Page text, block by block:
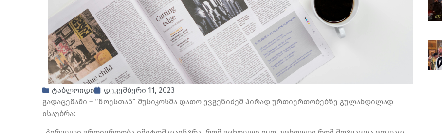
ტაბლოიდი
დეკემბერი 11, 2023
გადაცემაში – “ნოესთან” მუსიკოსმა დათო ევგენიძემ პირად ურთიერთობებზე გულახდილად
ისაუბრა: